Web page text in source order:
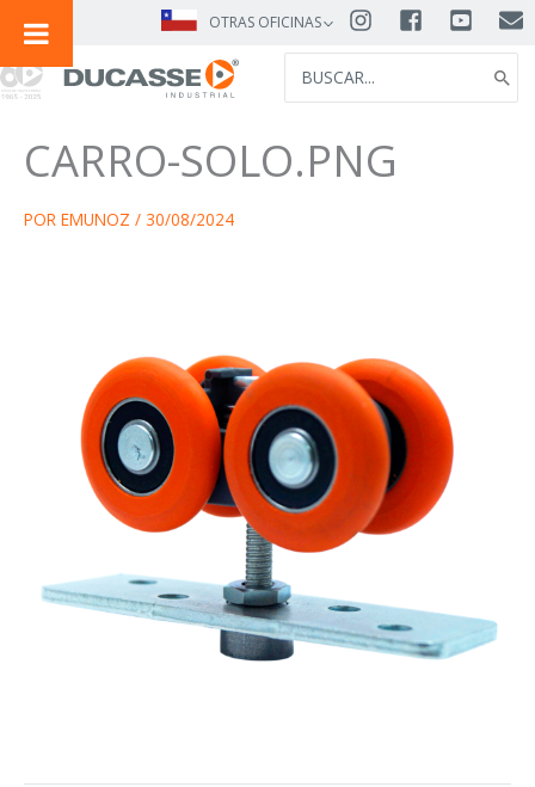
CONTENIDO
OTRAS OFICINAS
FOR:
CARRO-SOLO.PNG
POR EMUNOZ / 30/08/2024